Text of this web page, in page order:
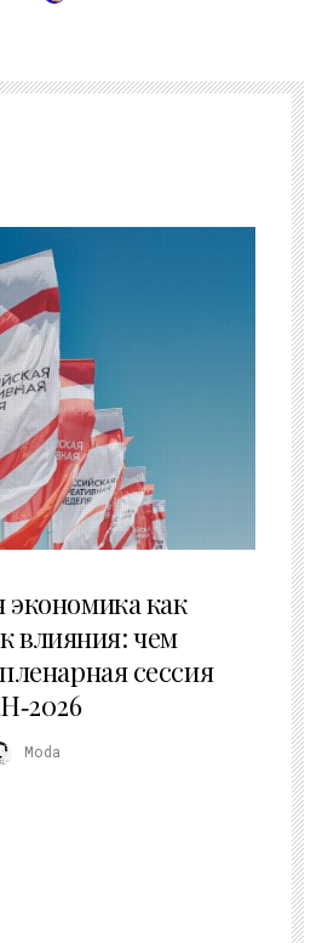
экономика как
влияния: чем
сессия
Moda